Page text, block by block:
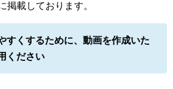
掲載しております。
すくするために、動画を作成いた
ください